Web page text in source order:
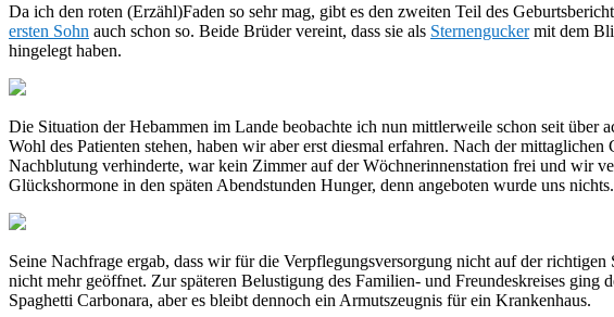
Da ich den roten (Erzähl)Faden so sehr mag, gibt es den zweiten Teil des
ersten Sohn auch schon so. Beide Brüder vereint, dass sie als Sternenguckermit dem
hingelegt haben.
Die Situation der Hebammen im Lande beobachte ich nun mittlerweile schon seit über
Wohl des Patienten stehen, haben wir aber erst diesmal erfahren. Nach der
Nachblutung verhinderte, war kein Zimmer auf der Wöchnerinnenstation frei und wir
Glückshormone in den späten Abendstunden Hunger, denn angeboten wurde uns nichts.
Seine Nachfrage ergab, dass wir für die Verpflegungsversorgung nicht auf der
nicht mehr geöffnet. Zur späteren Belustigung des Familien- und Freundeskreises
Spaghetti Carbonara, aber es bleibt dennoch ein Armutszeugnis für ein Krankenhaus.